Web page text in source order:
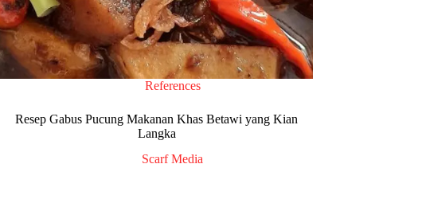
References
Resep Gabus Pucung Makanan Khas Betawi yang Kian
Langka
Scarf Media